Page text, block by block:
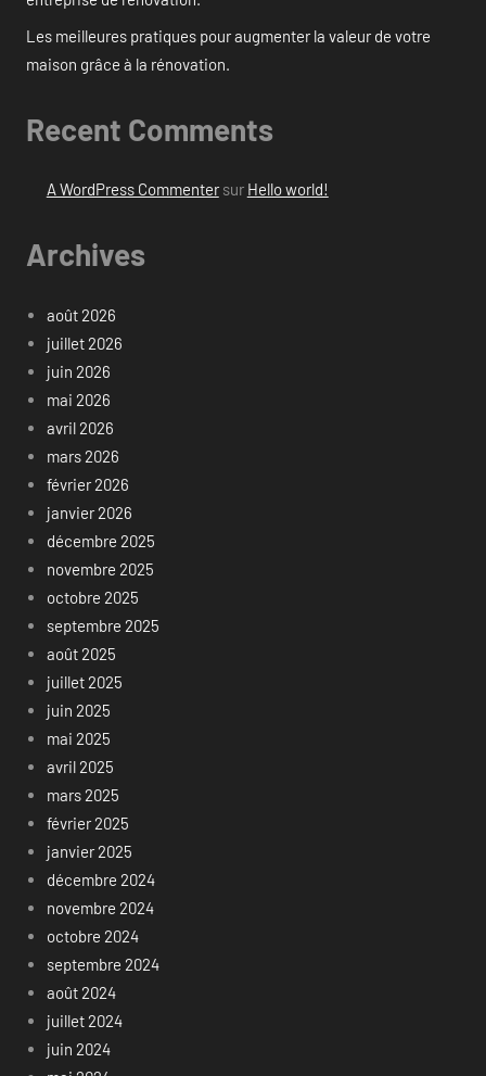
Les meilleures pratiques pour augmenter la valeur de votre
maison grâce à la rénovation.
Recent Comments
A WordPress Commentersur Hello world!
Archives
août 2026
juillet 2026
juin 2026
mai 2026
avril 2026
mars 2026
février 2026
janvier 2026
décembre 2025
novembre 2025
octobre 2025
septembre 2025
août 2025
juillet 2025
juin 2025
mai 2025
avril 2025
mars 2025
février 2025
janvier 2025
décembre 2024
novembre 2024
octobre 2024
septembre 2024
août 2024
juillet 2024
juin 2024